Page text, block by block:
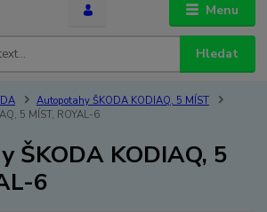
Menu
Hledat
Autopotahy ŠKODA KODIAQ, 5 MÍST
5 MÍST, ROYAL-6
ŠKODA KODIAQ, 5
6